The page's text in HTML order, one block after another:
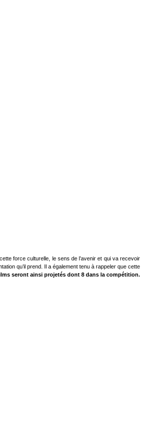
force culturelle, le sens de l’avenir et qui va recevoir
qu’il prend. Il a également tenu à rappeler que cette
seront ainsi projetés dont 8 dans la compétition.